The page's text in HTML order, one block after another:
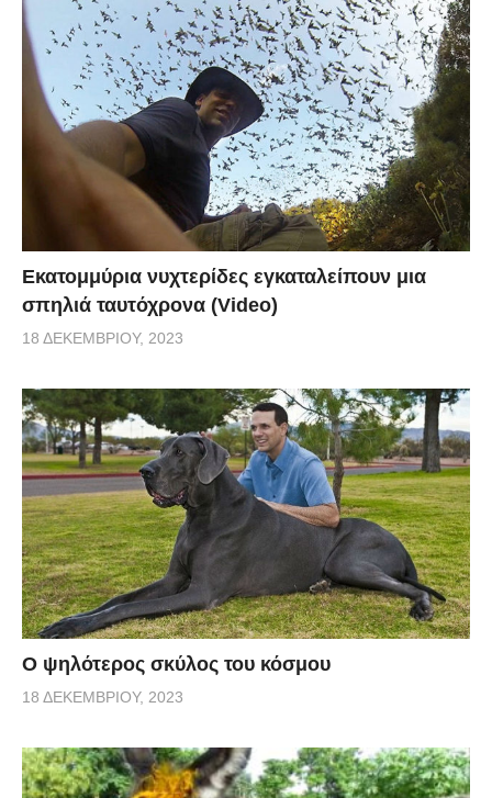
Εκατομμύρια νυχτερίδες εγκαταλείπουν μια
σπηλιά ταυτόχρονα (Video)
18 ΔΕΚΕΜΒΡΊΟΥ, 2023
Ο ψηλότερος σκύλος του κόσμου
18 ΔΕΚΕΜΒΡΊΟΥ, 2023